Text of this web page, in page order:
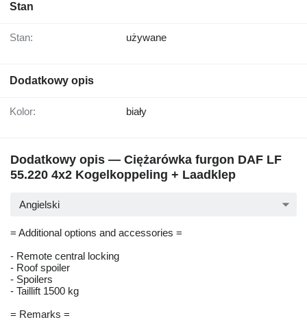
Stan
Stan: używane
Dodatkowy opis
Kolor: biały
Dodatkowy opis — Ciężarówka furgon DAF LF
55.220 4x2 Kogelkoppeling + Laadklep
Angielski
= Additional options and accessories =
- Remote central locking
- Roof spoiler
- Spoilers
- Taillift 1500 kg
= Remarks =